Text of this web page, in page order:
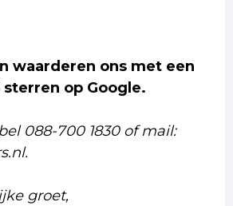
waarderen ons met een
sterren op Google.
088-700 1830 of mail:
groet,